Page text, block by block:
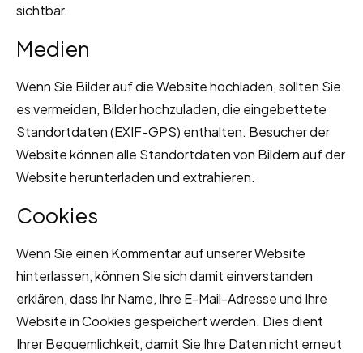
sichtbar.
Medien
Wenn Sie Bilder auf die Website hochladen, sollten Sie
es vermeiden, Bilder hochzuladen, die eingebettete
Standortdaten (EXIF-GPS) enthalten. Besucher der
Website können alle Standortdaten von Bildern auf der
Website herunterladen und extrahieren.
Cookies
Wenn Sie einen Kommentar auf unserer Website
hinterlassen, können Sie sich damit einverstanden
erklären, dass Ihr Name, Ihre E-Mail-Adresse und Ihre
Website in Cookies gespeichert werden. Dies dient
Ihrer Bequemlichkeit, damit Sie Ihre Daten nicht erneut